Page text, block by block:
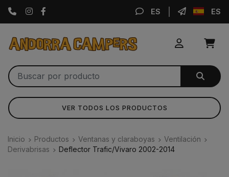
Instagram ES ES
VER TODOS LOS PRODUCTOS
Inicio Productos Ventanas y claraboyas
Ventilación
Derivabrisas
Deflector Trafic/Vivaro 2002-2014